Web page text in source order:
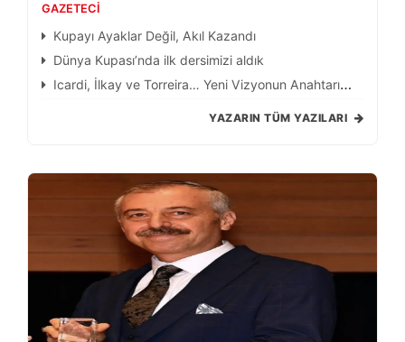
GAZETECI
Kupayı Ayaklar Değil, Akıl Kazandı
Dünya Kupası’nda ilk dersimizi aldık
Icardi, İlkay ve Torreira… Yeni Vizyonun Anahtarı
YAZARIN TÜM YAZILARI